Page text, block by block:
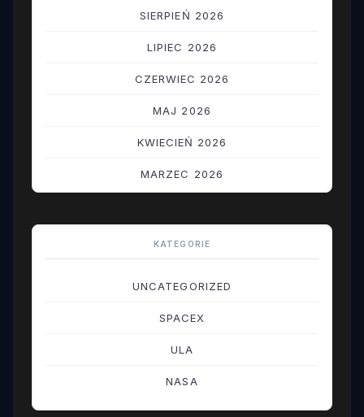
SIERPIEŃ 2026
LIPIEC 2026
CZERWIEC 2026
MAJ 2026
KWIECIEŃ 2026
MARZEC 2026
STYCZEŃ 2026
KATEGORIE
UNCATEGORIZED
SPACEX
ULA
NASA